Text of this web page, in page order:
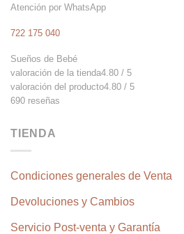
Atención por WhatsApp
722 175 040
Sueños de Bebé
valoración de la tienda4.80 / 5
valoración del producto4.80 / 5
690 reseñas
TIENDA
Condiciones generales de Venta
Devoluciones y Cambios
Servicio Post-venta y Garantía